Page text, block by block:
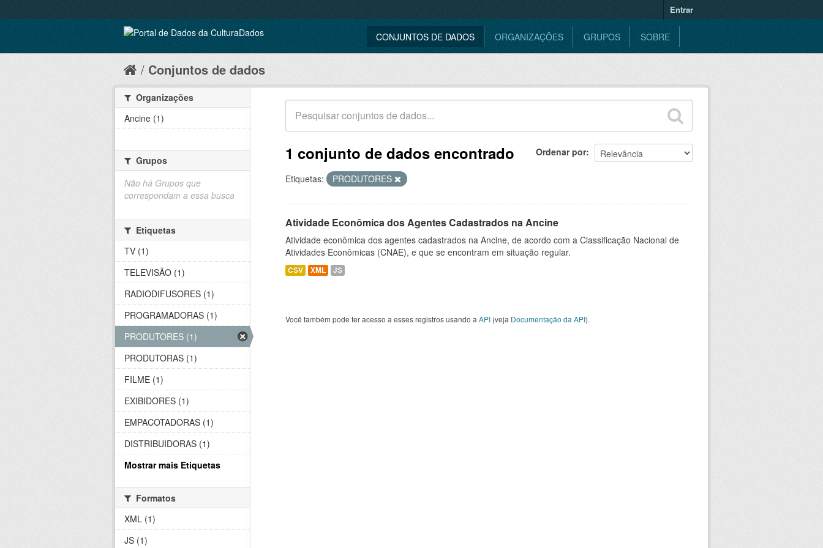
Entrar
CONJUNTOS DE DADOS ORGANIZAÇÕES GRUPOS SOBRE
Conjuntos de dados
Ordenar por
1 conjunto de dados encontrado
Etiquetas: PRODUTORES
Atividade Econômica dos Agentes Cadastrados na Ancine
Atividade econômica dos agentes cadastrados na Ancine, de acordo com a Classificação Nacional de
Atividades Econômicas (CNAE), e que se encontram em situação regular.
CSV XML JS
Você também pode ter acesso a esses registros usando a API (veja Documentação da API).
Organizações
Ancine (1)
Grupos
Não há Grupos que
correspondam a essa busca
Etiquetas
TV (1)
TELEVISÃO (1)
RADIODIFUSORES (1)
PROGRAMADORAS (1)
PRODUTORES (1)
PRODUTORAS (1)
FILME (1)
EXIBIDORES (1)
EMPACOTADORAS (1)
DISTRIBUIDORAS (1)
Mostrar mais Etiquetas
Formatos
XML (1)
JS (1)